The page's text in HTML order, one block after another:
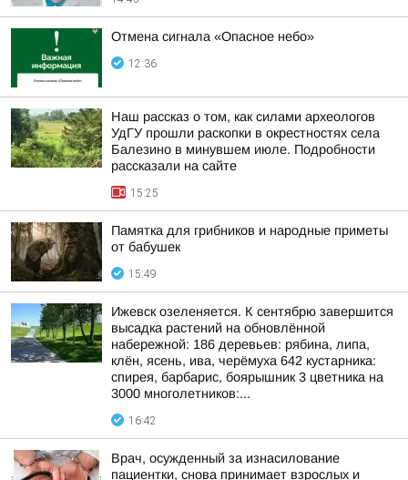
Отмена сигнала «Опасное небо»
12:36
Наш рассказ о том, как силами археологов
УдГУ прошли раскопки в окрестностях села
Балезино в минувшем июле. Подробности
рассказали на сайте
15:25
Памятка для грибников и народные приметы
от бабушек
15:49
Ижевск озеленяется. К сентябрю завершится
высадка растений на обновлённой
набережной: 186 деревьев: рябина, липа,
клён, ясень, ива, черёмуха 642 кустарника:
спирея, барбарис, боярышник 3 цветника на
3000 многолетников:...
16:42
Врач, осужденный за изнасилование
пациентки, снова принимает взрослых и